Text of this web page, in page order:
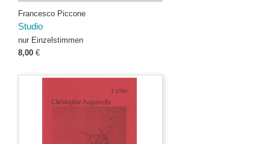
Francesco Piccone
Studio
nur Einzelstimmen
8,00 €